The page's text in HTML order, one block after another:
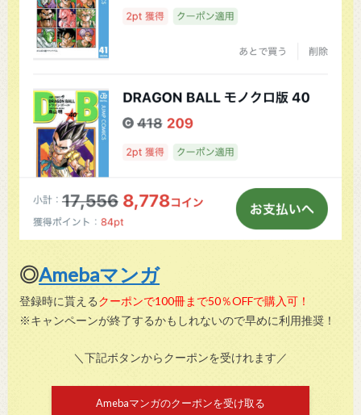
◎Amebaマンガ
登録時に貰えるクーポンで100冊まで50％OFFで購入可！
※キャンペーンが終了するかもしれないので早めに利用推奨！
＼下記ボタンからクーポンを受けれます／
Amebaマンガのクーポンを受け取る